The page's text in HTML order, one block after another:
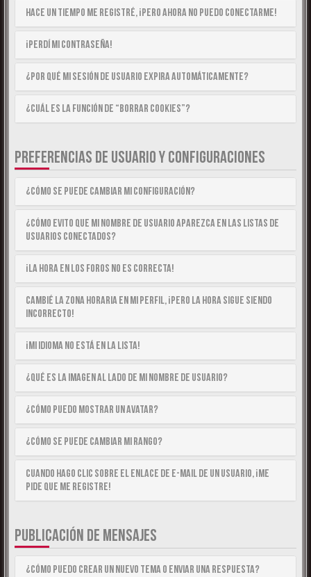
Hace un tiempo me registré, ¡pero ahora no puedo conectarme!
¡Perdí mi contraseña!
¿Por qué mi sesión de usuario expira automáticamente?
¿Cuál es la función de “Borrar cookies”?
PREFERENCIAS DE USUARIO Y CONFIGURACIONES
¿Cómo se puede cambiar mi configuración?
¿Cómo evito que mi nombre de usuario aparezca en las listas de
usuarios conectados?
¡La hora en los foros no es correcta!
Cambié la zona horaria en mi perfil, ¡pero la hora sigue siendo
incorrecto!
¡Mi idioma no está en la lista!
¿Qué es la imagen al lado de mi nombre de usuario?
¿Cómo puedo mostrar un avatar?
¿Cómo se puede cambiar mi rango?
Cuando hago clic sobre el enlace de e-mail de un usuario, ¡me
pide que me registre!
PUBLICACIÓN DE MENSAJES
¿Cómo puedo crear un nuevo tema o enviar una respuesta?